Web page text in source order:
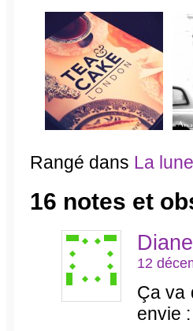
Rangé dans La
16 notes et
Diane
12
Ça va
envie